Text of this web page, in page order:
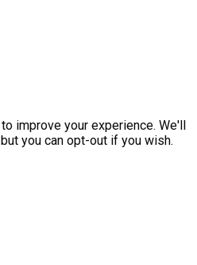
improve your experience. We'll
you can opt-out if you wish.